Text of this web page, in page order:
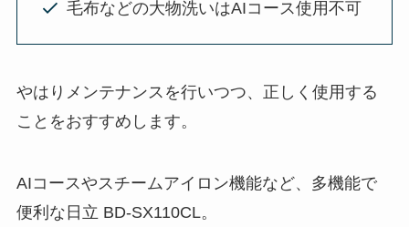
毛布などの大物洗いはAIコース使用不可
やはりメンテナンスを行いつつ、正しく使用する
ことをおすすめします。
AIコースやスチームアイロン機能など、多機能で
便利な日立 BD-SX110CL。